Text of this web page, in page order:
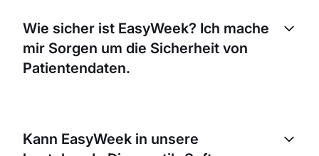
verarbeiten. Das System ist darauf ausgelegt,
komplexe Buchungsszenarien zu verwalten, damit
Ihr Diagnostikzentrum effizient arbeiten kann.
Wie sicher ist EasyWeek? Ich mache
mir Sorgen um die Sicherheit von
Patientendaten.
Sicherheit aller Daten zu gewährleisten,
Kann EasyWeek in unsere